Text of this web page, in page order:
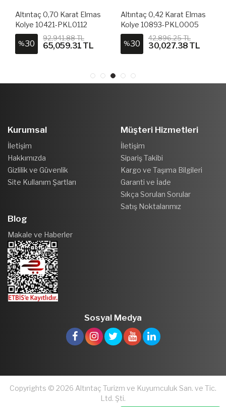
Altıntaç 0,70 Karat Elmas
Kolye 10421-PKL0112
%30
92,941.88 TL
65,059.31 TL
Altıntaç 0,42 Karat Elmas
Kolye 10893-PKL0005
%30
42,896.25 TL
30,027.38 TL
Kurumsal
İletişim
Hakkımızda
Gizlilik ve Güvenlik
Site Kullanım Şartları
Müşteri Hizmetleri
İletişim
Sipariş Takibi
Kargo ve Taşıma Bilgileri
Garanti ve İade
Sıkça Sorulan Sorular
Satış Noktalarımız
Blog
Makale ve Haberler
Sosyal Medya
Copyrights © 2026 Altıntaç Turizm ve Kuyumculuk San. ve Tic.
Ltd. Şti.